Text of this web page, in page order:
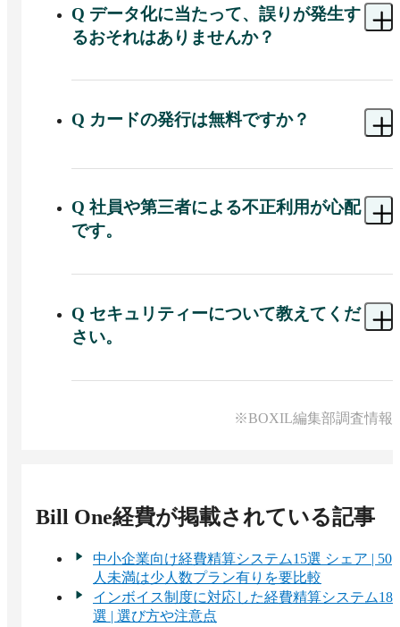
で導入することができます。データをCSV形式で
ダウンロードして、そのまま会計システムや他の
サービスなどに取り込むこともできます。
Q データ化に当たって、誤りが発生す
るおそれはありませんか？
A ご安心ください。メールアドレスや電話番号な
名刺の情報を短時間で正確にデータ化してきた
Sansan株式会社のテクノロジーとオペレーション
た、Bill Oneビジネスカードで支払った場合には、
突合されます。
Q カードの発行は無料ですか？
A 無料です。初期費用や発行手数料などもかかり
Q 社員や第三者による不正利用が心配
です。
A Bill Oneビジネスカードは、安心・安全に利用し
位で限度額や用途の制限を設定することができ、
カードの即時ロックや3Dセキュア2.0にも対応し、
紛失や盗難時のリスクにも対応しています。
Q セキュリティーについて教えてくだ
さい。
A Sansan株式会社が提供するビジネスデータベー
（暗号化やPMSの構築など）を行っています。
※BOXIL編集部調査情報
Bill One経費が掲載されている記事
中小企業向け経費精算システム15選 シェア | 50
人未満は少人数プラン有りを要比較
インボイス制度に対応した経費精算システム18
選 | 選び方や注意点